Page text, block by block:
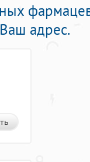
адрес.